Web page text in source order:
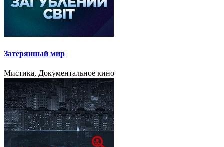
Затерянный мир
Мистика, Документальное кино